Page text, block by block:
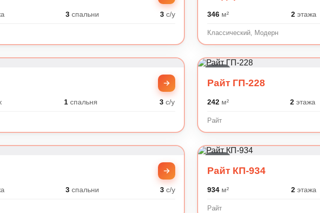
3спальни 3с/у 346м² 2этажа
Классический, Модерн
1спальня 3 с/у
Райт ГП-228
242м² 2этажа
Райт
3спальни 3с/у
Райт КП-934
934м² 2этажа
Райт